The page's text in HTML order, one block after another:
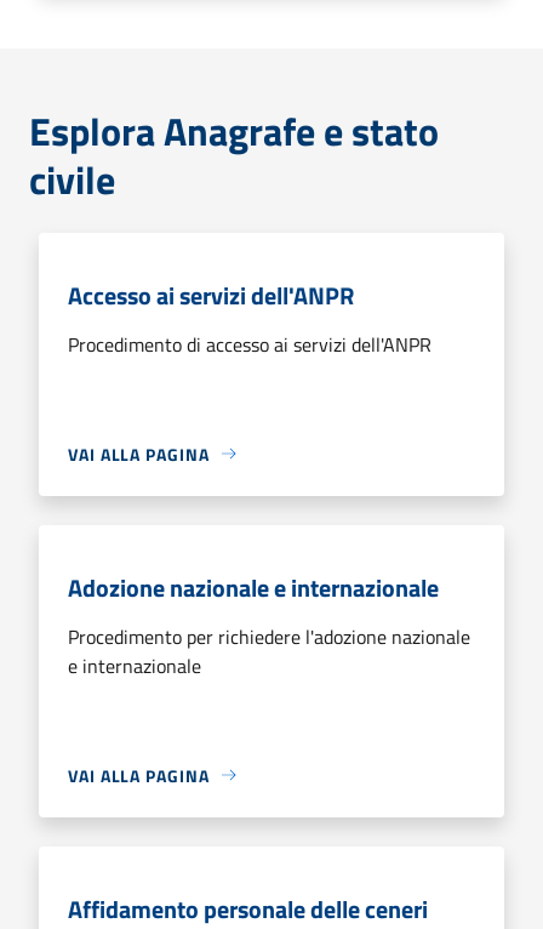
Esplora Anagrafe e stato
civile
Accesso ai servizi dell'ANPR
Procedimento di accesso ai servizi dell'ANPR
VAI ALLA PAGINA
Adozione nazionale e internazionale
Procedimento per richiedere l'adozione nazionale
e internazionale
VAI ALLA PAGINA
Affidamento personale delle ceneri